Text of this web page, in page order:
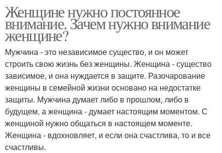
Женщине нужно постоянное
внимание. Зачем нужно внимание
женщине?
Мужчина - это независимое существо, и он может
строить свою жизнь без женщины. Женщина - существо
зависимое, и она нуждается в защите. Разочарование
женщины в семейной жизни основано на недостатке
защиты. Мужчина думает либо в прошлом, либо в
будущем, а женщина - думает настоящим моментом. С
женщиной нужно общаться в настоящем моменте.
Женщина - вдохновляет, и если она счастлива, то и все
счастливы.